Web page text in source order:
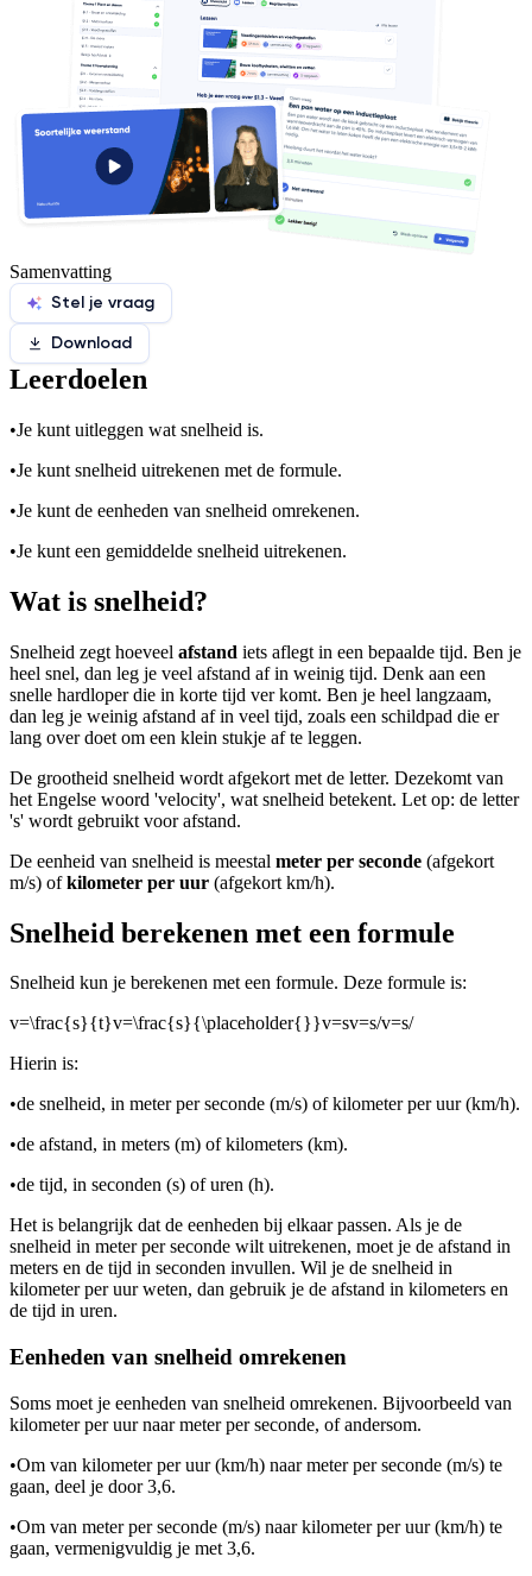
Samenvatting
Stel je vraag
Download
Leerdoelen
•Je kunt uitleggen wat snelheid is.
•Je kunt snelheid uitrekenen met de formule.
•Je kunt de eenheden van snelheid omrekenen.
•Je kunt een gemiddelde snelheid uitrekenen.
Wat is snelheid?
Snelheid zegt hoeveel afstand iets aflegt in een bepaalde tijd. Ben je
heel snel, dan leg je veel afstand af in weinig tijd. Denk aan een
snelle hardloper die in korte tijd ver komt. Ben je heel langzaam,
dan leg je weinig afstand af in veel tijd, zoals een schildpad die er
lang over doet om een klein stukje af te leggen.
De grootheid snelheid wordt afgekort met de letter. Dezekomt van
het Engelse woord 'velocity', wat snelheid betekent. Let op: de letter
's' wordt gebruikt voor afstand.
De eenheid van snelheid is meestal meter per seconde (afgekort
m/s) ofkilometer per uur (afgekort km/h).
Snelheid berekenen met een formule
Snelheid kun je berekenen met een formule. Deze formule is:
v=\frac{s}{t}v=\frac{s}{\placeholder{}}v=sv=s/v=s/
Hierin is:
•de snelheid, in meter per seconde (m/s) of kilometer per uur (km/h).
•de afstand, in meters (m) of kilometers (km).
•de tijd, in seconden (s) of uren (h).
Het is belangrijk dat de eenheden bij elkaar passen. Als je de
snelheid in meter per seconde wilt uitrekenen, moet je de afstand in
meters en de tijd in seconden invullen. Wil je de snelheid in
kilometer per uur weten, dan gebruik je de afstand in kilometers en
de tijd in uren.
Eenheden van snelheid omrekenen
Soms moet je eenheden van snelheid omrekenen. Bijvoorbeeld van
kilometer per uur naar meter per seconde, of andersom.
•Om van kilometer per uur (km/h) naar meter per seconde (m/s) te
gaan, deel je door 3,6.
•Om van meter per seconde (m/s) naar kilometer per uur (km/h) te
gaan, vermenigvuldig je met 3,6.